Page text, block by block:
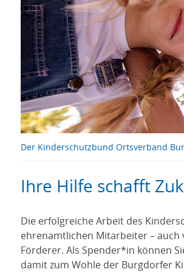
Der Kinderschutzbund Ortsverband
Ihre Hilfe schafft
Die erfolgreiche Arbeit des
ehrenamtlichen Mitarbeiter –
Förderer. Als Spender*in können
damit zum Wohle der Burgdorfer